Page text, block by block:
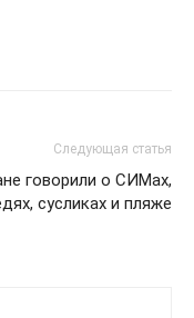
Следующая статья
говорили о СИМах,
сусликах и пляже